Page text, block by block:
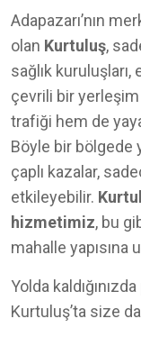
Adapazarı’nın
olan Kurtuluş,
sağlık
çevrili bir yerleşim
trafiği hem de
Böyle bir bölgede
çaplı kazalar,
etkileyebilir.
hizmetimiz, bu
mahalle
Yolda
Kurtuluş’ta size